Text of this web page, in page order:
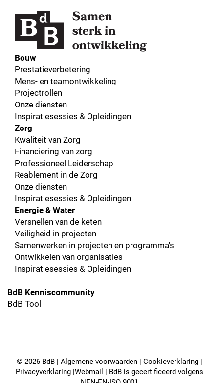
Bouw
Prestatieverbetering
Mens- en teamontwikkeling
Projectrollen
Onze diensten
Inspiratiesessies & Opleidingen
Zorg
Kwaliteit van Zorg
Financiering van zorg
Professioneel Leiderschap
Reablement in de Zorg
Onze diensten
Inspiratiesessies & Opleidingen
Energie & Water
Versnellen van de keten
Veiligheid in projecten
Samenwerken in projecten en programma's
Ontwikkelen van organisaties
Inspiratiesessies & Opleidingen
BdB Kenniscommunity
BdB Tool
© 2026 BdB | Algemene voorwaarden | Cookieverklaring |
Privacyverklaring |Webmail | BdB is gecertificeerd volgens